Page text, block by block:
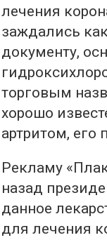
лечения
заждались
документу,
торговым
хорошо
артритом,
Рекламу
назад
данное
для лечения